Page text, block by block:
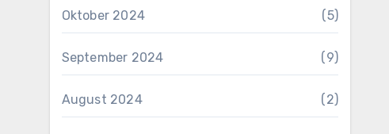
Oktober 2024 (5)
September 2024 (9)
August 2024 (2)